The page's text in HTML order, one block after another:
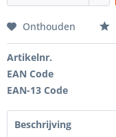
Onthouden
Artikelnr.
EAN Code
EAN-13 Code
Beschrijving